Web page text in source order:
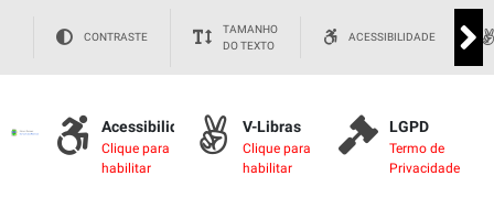
CONTRASTE
TAMANHO
DO TEXTO
ACESSIBILIDADE
Acessibilidade
Clique para
habilitar
V-Libras
Clique para
habilitar
LGPD
Termo de
Privacidade